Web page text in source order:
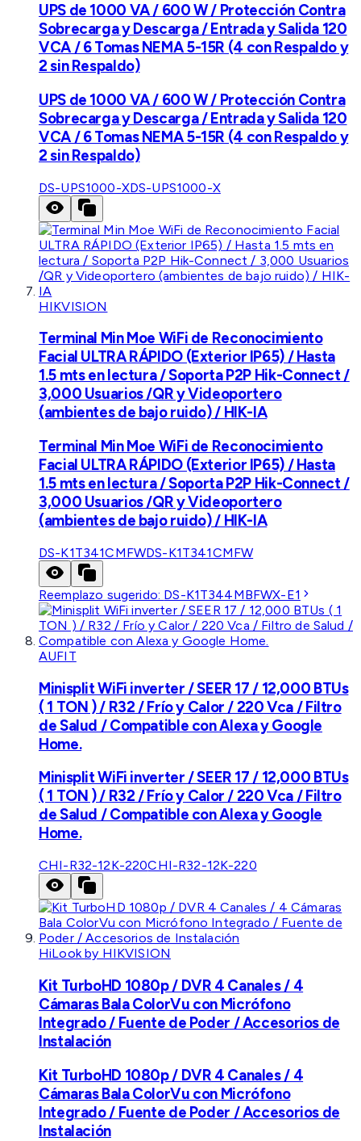
UPS de 1000 VA / 600 W / Protección Contra
Sobrecarga y Descarga / Entrada y Salida 120
VCA / 6 Tomas NEMA 5-15R (4 con Respaldo y
2 sin Respaldo)
UPS de 1000 VA / 600 W / Protección Contra
Sobrecarga y Descarga / Entrada y Salida 120
VCA / 6 Tomas NEMA 5-15R (4 con Respaldo y
2 sin Respaldo)
DS-UPS1000-XDS-UPS1000-X
HIKVISION
Terminal Min Moe WiFi de Reconocimiento
Facial ULTRA RÁPIDO (Exterior IP65) / Hasta
1.5 mts en lectura / Soporta P2P Hik-Connect /
3,000 Usuarios /QR y Videoportero
(ambientes de bajo ruido) / HIK-IA
Terminal Min Moe WiFi de Reconocimiento
Facial ULTRA RÁPIDO (Exterior IP65) / Hasta
1.5 mts en lectura / Soporta P2P Hik-Connect /
3,000 Usuarios /QR y Videoportero
(ambientes de bajo ruido) / HIK-IA
DS-K1T341CMFWDS-K1T341CMFW
Reemplazo sugerido: DS-K1T344MBFWX-E1
AUFIT
Minisplit WiFi inverter / SEER 17 / 12,000 BTUs
( 1 TON ) / R32 / Frío y Calor / 220 Vca / Filtro
de Salud / Compatible con Alexa y Google
Home.
Minisplit WiFi inverter / SEER 17 / 12,000 BTUs
( 1 TON ) / R32 / Frío y Calor / 220 Vca / Filtro
de Salud / Compatible con Alexa y Google
Home.
CHI-R32-12K-220CHI-R32-12K-220
HiLook by HIKVISION
Kit TurboHD 1080p / DVR 4 Canales / 4
Cámaras Bala ColorVu con Micrófono
Integrado / Fuente de Poder / Accesorios de
Instalación
Kit TurboHD 1080p / DVR 4 Canales / 4
Cámaras Bala ColorVu con Micrófono
Integrado / Fuente de Poder / Accesorios de
Instalación